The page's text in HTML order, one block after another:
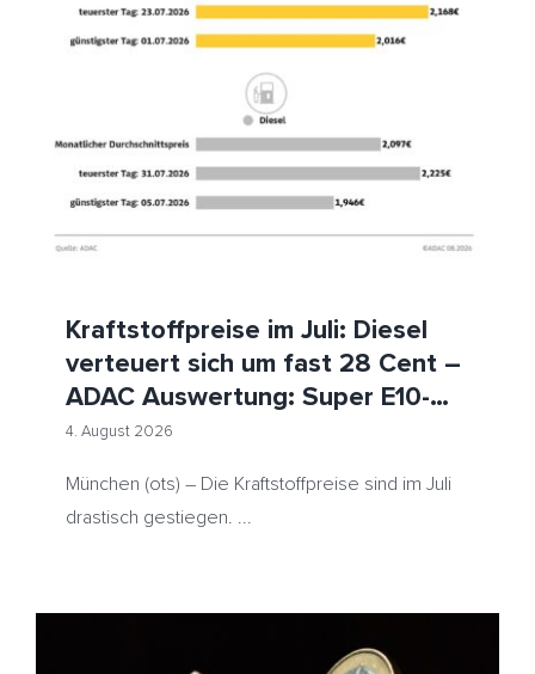
28 Cent – ADAC Auswertung: Super E10-Preis steigt
innerhalb von drei Wochen um mehr als 15 Cent
Diesel HeizölNews
Kraftstoffpreise im Juli: Diesel
verteuert sich um fast 28 Cent –
ADAC Auswertung: Super E10-
Preis steigt innerhalb von drei
4. August 2026
München (ots) – Die Kraftstoffpreise sind im Juli
drastisch gestiegen. ...